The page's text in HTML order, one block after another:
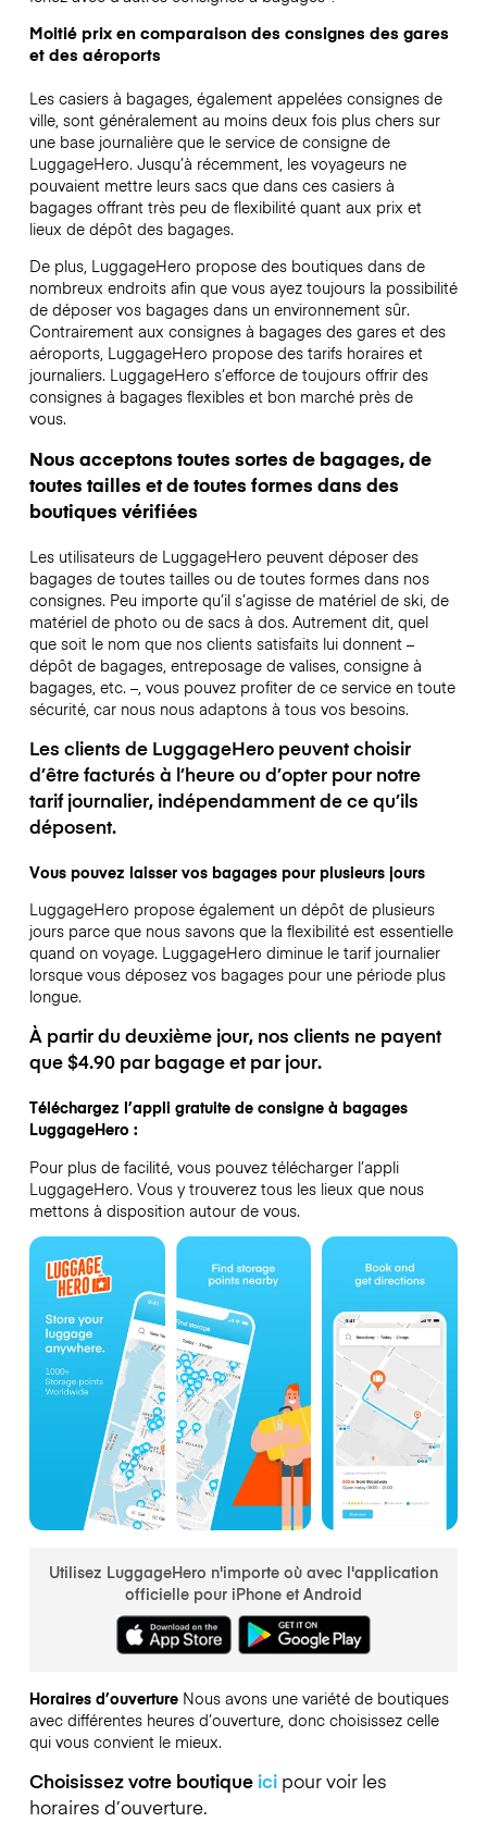
Moitié prix en comparaison des consignes des gares
et des aéroports
Les casiers à bagages, également appelées consignes de
ville, sont généralement au moins deux fois plus chers sur
une base journalière que le service de consigne de
LuggageHero. Jusqu’à récemment, les voyageurs ne
pouvaient mettre leurs sacs que dans ces casiers à
bagages offrant très peu de flexibilité quant aux prix et
lieux de dépôt des bagages.
De plus, LuggageHero propose des boutiques dans de
nombreux endroits afin que vous ayez toujours la possibilité
de déposer vos bagages dans un environnement sûr.
Contrairement aux consignes à bagages des gares et des
aéroports, LuggageHero propose des tarifs horaires et
journaliers. LuggageHero s’efforce de toujours offrir des
consignes à bagages flexibles et bon marché près de
vous.
Nous acceptons toutes sortes de bagages, de
toutes tailles et de toutes formes dans des
boutiques vérifiées
Les utilisateurs de LuggageHero peuvent déposer des
bagages de toutes tailles ou de toutes formes dans nos
consignes. Peu importe qu’il s’agisse de matériel de ski, de
matériel de photo ou de sacs à dos. Autrement dit, quel
que soit le nom que nos clients satisfaits lui donnent –
dépôt de bagages, entreposage de valises, consigne à
bagages, etc. –, vous pouvez profiter de ce service en toute
sécurité, car nous nous adaptons à tous vos besoins.
Les clients de LuggageHero peuvent choisir
d’être facturés à l’heure ou d’opter pour notre
tarif journalier, indépendamment de ce qu’ils
déposent.
Vous pouvez laisser vos bagages pour plusieurs jours
LuggageHero propose également un dépôt de plusieurs
jours parce que nous savons que la flexibilité est essentielle
quand on voyage. LuggageHero diminue le tarif journalier
lorsque vous déposez vos bagages pour une période plus
longue.
À partir du deuxième jour, nos clients ne payent
que $4.90 par bagage et par jour.
Téléchargez l’appli gratuite de consigne à bagages
LuggageHero :
Pour plus de facilité, vous pouvez télécharger l’appli
LuggageHero. Vous y trouverez tous les lieux que nous
mettons à disposition autour de vous.
Utilisez LuggageHero n'importe où avec l'application
officielle pour iPhone et Android
Horaires d’ouverture Nous avons une variété de boutiques
avec différentes heures d’ouverture, donc choisissez celle
qui vous convient le mieux.
Choisissez votre boutique icipour voir les
horaires d’ouverture.